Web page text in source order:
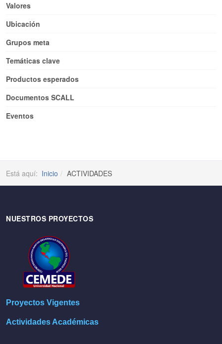
Valores
Ubicación
Grupos meta
Temáticas clave
Productos esperados
Documentos SCALL
Eventos
Está aquí: Inicio ACTIVIDADES
NUESTROS PROYECTOS
Proyectos Vigentes
Actividades Académicas